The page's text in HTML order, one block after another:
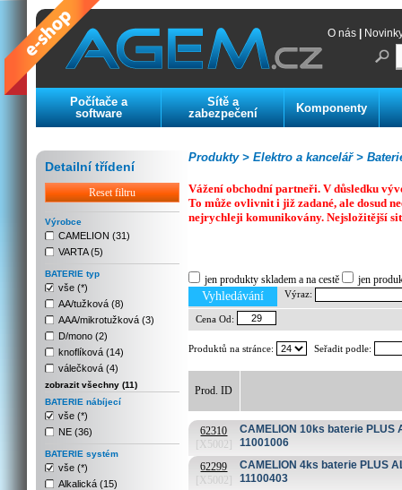
O nás
Počítače a
software
Sítě a
zabezpečení
Komponenty
Detailní třídení
Reset filtru
Výrobce
CAMELION (31)
VARTA (5)
BATERIE typ
vše (*)
AA/tužková (8)
AAA/mikrotužková (3)
D/mono (2)
knoflíková (14)
válečková (4)
zobrazit všechny (11)
BATERIE nábíjecí
vše (*)
NE (36)
BATERIE systém
vše (*)
Alkalická (15)
Elektro a kancelář >
Produkty >
Vážení obchodní partneři. V důsledku
To může ovlivnit i již zadané, ale dosud
nejrychleji komunikovány. Nejsložitější
jen produkty skladem a na cestě jen
Vyhledávání Výraz:
Cena Od:
Produktů na stránce: Seřadit podle:
Prod. ID
62310
[X5002]
CAMELION 10ks baterie PLUS
11001006
62299
[X5002]
CAMELION 4ks baterie PLUS
11100403